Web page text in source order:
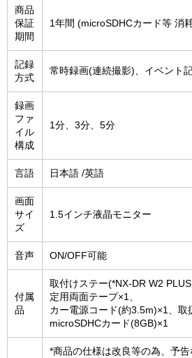
商品
保証
期間
1年間 (microSDHCカード等 消
記録
方式
常時録画(連続撮影)、イベント
録画
ファ
イル
構成
1分、3分、5分
言語 日本語 /英語
画面
サイ
ズ
1.5インチ液晶モニター
音声 ON/OFF可能
付属
品
取付けステー(*NX-DR W2
定用両面テープ×1、
カー電源コード(約3.5m)×1、取
microSDHCカード(8GB)×1
*商品の仕様は改良等の為、予